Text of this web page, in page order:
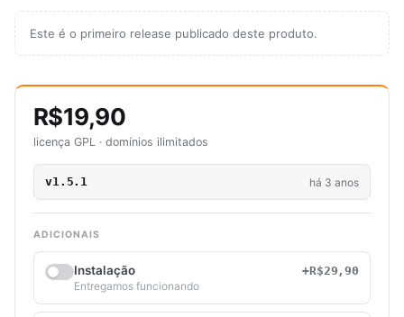
Este é o primeiro release publicado deste produto.
R$19,90
licença GPL · domínios ilimitados
v1.5.1 há 3 anos
ADICIONAIS
Instalação
+R$29,90
Entregamos funcionando